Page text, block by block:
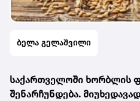
ბელა გელაშვილი
საქართველოში ხორბლის
შენარჩუნდება.